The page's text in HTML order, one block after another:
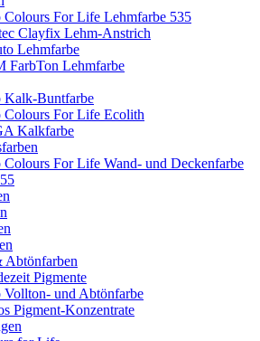
Colours For Life Lehmfarbe 535
Clayfix Lehm-Anstrich
Lehmfarbe
FarbTon Lehmfarbe
Kalk-Buntfarbe
Colours For Life Ecolith
Kalkfarbe
Colours For Life Wand- und Deckenfarbe
Abtönfarben
Pigmente
Vollton- und Abtönfarbe
Pigment-Konzentrate